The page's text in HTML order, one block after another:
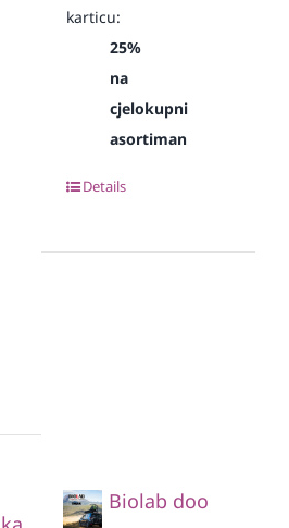
karticu:
25%
na
cjelokupni
asortiman
Details
Biolab doo